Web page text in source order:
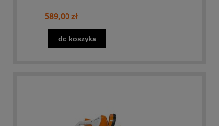
589,00 zł
do koszyka